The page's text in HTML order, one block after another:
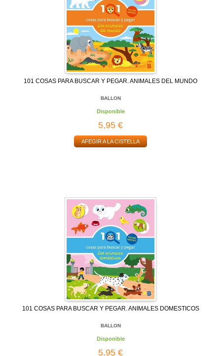
101 COSAS PARA BUSCAR Y PEGAR. ANIMALES DEL MUNDO
BALLON
Disponible
5,95 €
AFEGIR A LA CISTELLA
101 COSAS PARA BUSCAR Y PEGAR. ANIMALES DOMESTICOS
BALLON
Disponible
5,95 €